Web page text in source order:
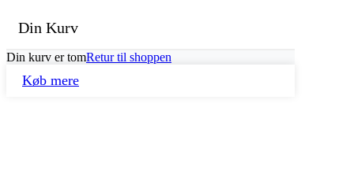
Din Kurv
Din kurv er tomRetur til shoppen
Køb mere